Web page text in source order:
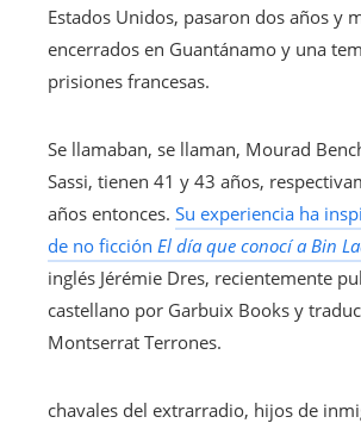
Estados Unidos, pasaron dos años y
encerrados en Guantánamo y una
prisiones francesas.
Se llamaban, se llaman, Mourad
Sassi, tienen 41 y 43 años,
años entonces. Su experiencia ha
de no ficción El día que conocí a Bin
inglés Jérémie Dres, recientemente
castellano por Garbuix Books y
Montserrat Terrones.
chavales del extrarradio, hijos de